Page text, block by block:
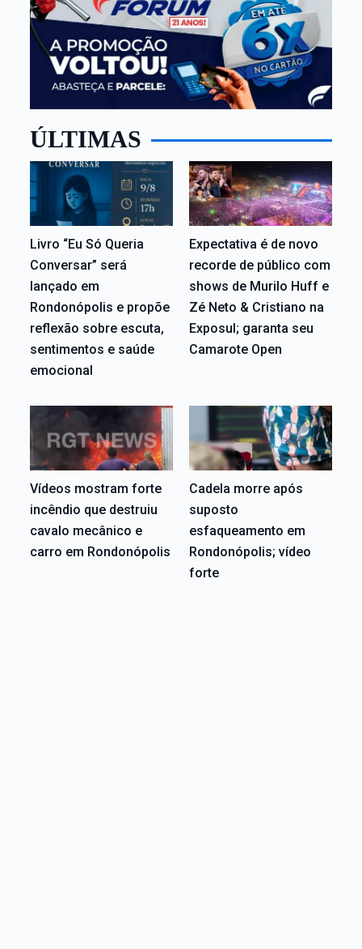
ÚLTIMAS
Livro “Eu Só Queria
Conversar” será
lançado em
Rondonópolis e propõe
reflexão sobre escuta,
sentimentos e saúde
emocional
Expectativa é de novo
recorde de público com
shows de Murilo Huff e
Zé Neto & Cristiano na
Exposul; garanta seu
Camarote Open
Vídeos mostram forte
incêndio que destruiu
cavalo mecânico e
carro em Rondonópolis
Cadela morre após
suposto
esfaqueamento em
Rondonópolis; vídeo
forte